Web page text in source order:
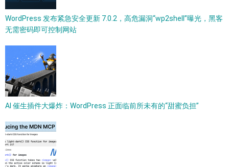
WordPress 发布紧急安全更新 7.0.2，高危漏洞“wp2shell”曝光，黑客
无需密码即可控制网站
AI 催生插件大爆炸：WordPress 正面临前所未有的“甜蜜负担”